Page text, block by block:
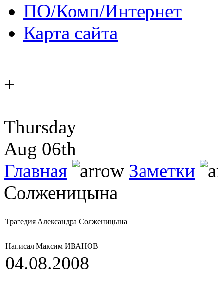
ПО/Комп/Интернет
Карта сайта
+
Thursday
Aug 06th
Главная
Заметки
Солженицына
Трагедия Александра Солженицына
Написал Максим ИВАНОВ
04.08.2008